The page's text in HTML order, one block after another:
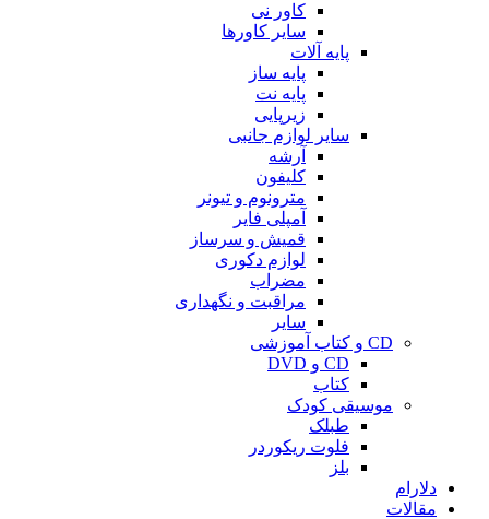
کاور نی
سایر کاورها
پایه آلات
پایه ساز
پایه نت
زیرپایی
سایر لوازم جانبی
آرشه
کلیفون
مترونوم و تیونر
آمپلی فایر
قمیش و سرساز
لوازم دکوری
مضراب
مراقبت و نگهداری
سایر
CD و کتاب آموزشی
CD و DVD
کتاب
موسیقی کودک
طبلک
فلوت ریکوردر
بلز
دلارام
مقالات